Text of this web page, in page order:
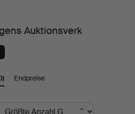
Auktionsverk
Endpreise